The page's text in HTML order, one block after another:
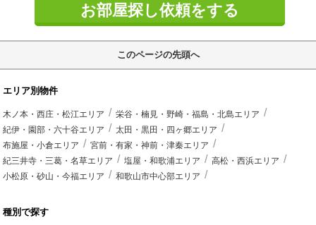
お部屋探し依頼をする
このページの先頭へ
エリア別物件
木ノ本・西庄・松江エリア
栄谷・楠見・野崎・福島・北島エリア
紀伊・園部・六十谷エリア
太田・黒田・四ヶ郷エリア
布施屋・小倉エリア
宮前・有家・神前・津秦エリア
紀三井寺・三葛・名草エリア
塩屋・和歌浦エリア
高松・西浜エリア
小松原・砂山・今福エリア
和歌山市中心部エリア
種別で探す